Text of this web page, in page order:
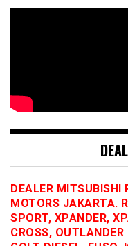
DEALER MITSUBISHI
MOTORS JAKARTA.
SPORT, XPANDER,
CROSS,